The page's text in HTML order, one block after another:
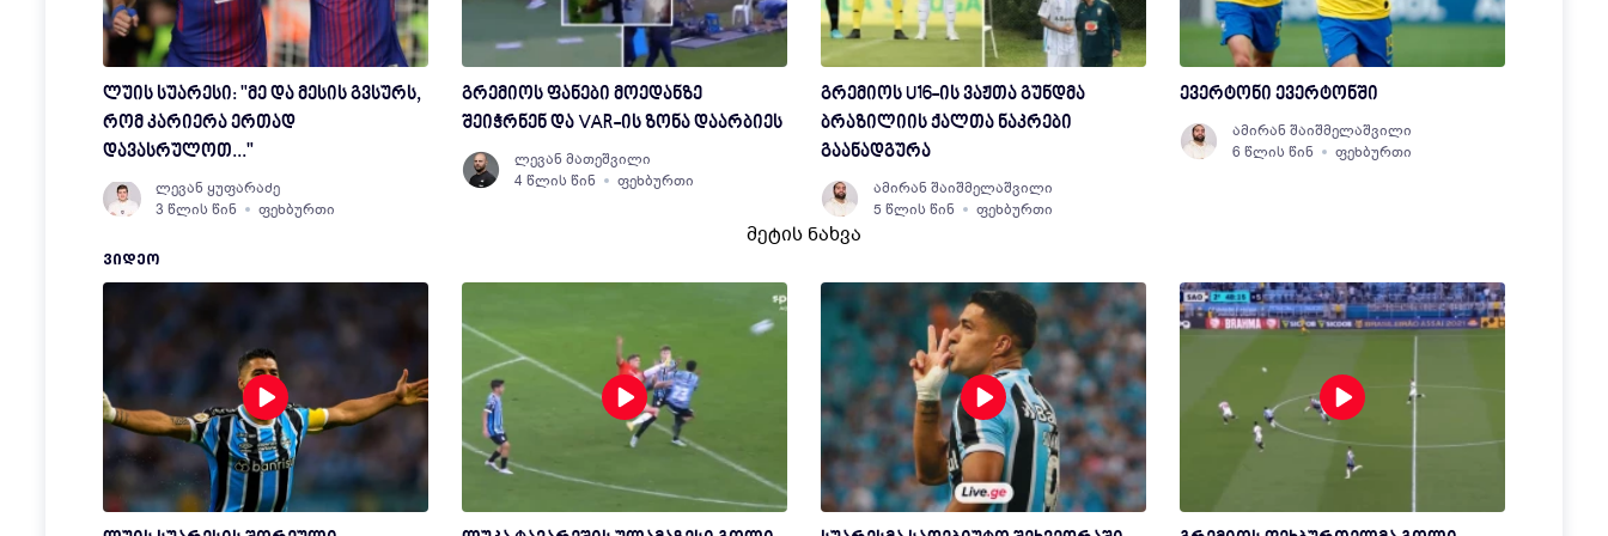
ლუის სუარესი: "მე და მესის გვსურს,
რომ კარიერა ერთად
დავასრულოთ..."
ლევან ყუფარაძე
3 წლის წინ
ფეხბურთი
გრემიოს ფანები მოედანზე
შეიჭრნენ და VAR-ის ზონა დაარბიეს
ლევან მათეშვილი
4 წლის წინ
ფეხბურთი
გრემიოს U16-ის ვაჟთა გუნდმა
ბრაზილიის ქალთა ნაკრები
გაანადგურა
ამირან შაიშმელაშვილი
5 წლის წინ
ფეხბურთი
ევერტონი ევერტონში
ამირან შაიშმელაშვილი
6 წლის წინ
ფეხბურთი
მეტის ნახვა
ᲕᲘᲓᲔᲝ